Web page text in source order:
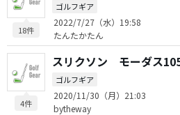
18件
ゴルフギア
2022/7/27（水）19:58
たんたかたん
4件
スリクソン モーダス
ゴルフギア
2020/11/30（月）21:03
bytheway